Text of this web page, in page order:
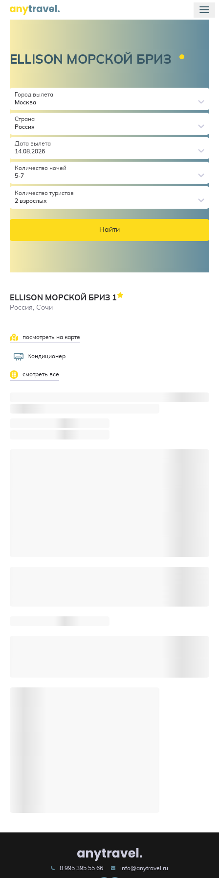
ELLISON МОРСКОЙ БРИЗ
Город вылета
Москва
Страна
Россия
Дата вылета
14.08.2026
Количество ночей
5-7
Количество туристов
2 взрослых
Найти
ELLISON МОРСКОЙ БРИЗ 1
Россия, Сочи
посмотреть на карте
Кондиционер
смотреть все
8 995 395 55 66 info@anytravel.ru